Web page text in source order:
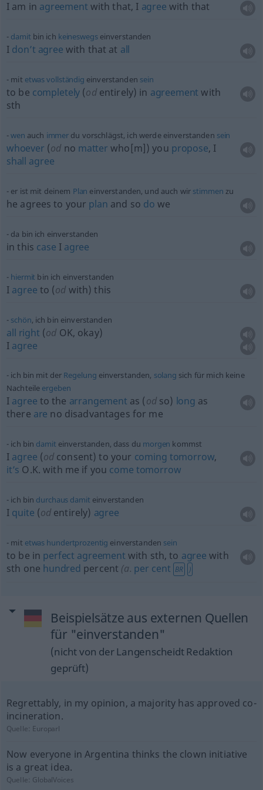
I am in agreement with that, I agree with that
damit bin ich keineswegseinverstanden
I don’t agree with that at all
mit etwasvollständig einverstanden sein
to be completely (odentirely) in agreement with
sth
wen auch immer du vorschlägst, ich werde einverstanden sein
whoever (od no matter who[m]) you propose, I
shall agree
er ist mit deinem Plan einverstanden, und auch wir stimmen zu
he agrees to your plan and so do we
da bin ich einverstanden
in this case I agree
hiermit bin ich einverstanden
I agree to (od with) this
schön, ich bin einverstanden
all right (od OK, okay)
I agree
ich bin mit der Regelung einverstanden, solang sich für mich keine
Nachteile ergeben
I agree to the arrangement as (odso) long as
there are no disadvantages for me
ich bin damit einverstanden, dass du morgen kommst
I agree (od consent) to your coming tomorrow,
it’s O.K. with me if you come tomorrow
ich bin durchaus damit einverstanden
I quite (od entirely) agree
mit etwas hundertprozentig einverstanden sein
to be in perfect agreement with sth, to agree with
sth one hundred percent (a. per cent BR )
Beispielsätze aus externen Quellen
für "einverstanden"
(nicht von der Langenscheidt Redaktion
geprüft)
Regrettably, in my opinion, a majority has approved co-
incineration.
Quelle: Europarl
Now everyone in Argentina thinks the clown initiative
is a great idea.
Quelle: GlobalVoices